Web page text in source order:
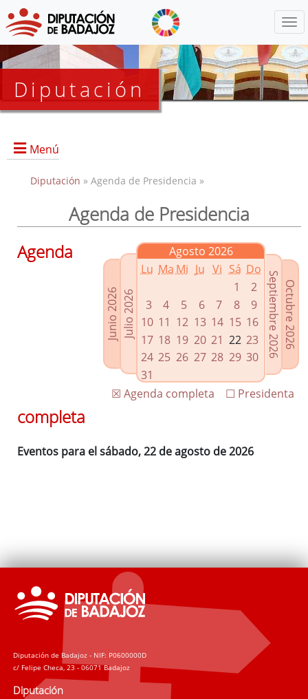
Diputación
Menú
Presidencia
Grupos Políticos
Enlaces relacionados
Agenda de Presidencia
Plenos provinciales y Juntas de gobierno
Oficina de Proyectos Europeos
Diputación » Agenda de Presidencia »
Agenda de Presidencia
Junio 2026Julio 2026
Agosto 2026
Lu Ma Mi Ju Vi Sá Do
1
2
3
4 5 6 7 8
9
10 11 12 13 14 15 16
17 18 19 20 21 22 23
24 25 26 27 28 29 30
31
Octubre 2026
Septiembre 2026
☐ Presidenta
☒ Agenda completa
Agenda
completa
Eventos para el sábado, 22 de agosto de 2026
Diputación de Badajoz - NIF: P0600000D
c/ Felipe Checa, 23 - 06071 Badajoz
Diputación